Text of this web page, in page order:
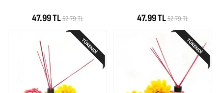
47.99 TL52.79 TL 47.99 TL52.79 TL